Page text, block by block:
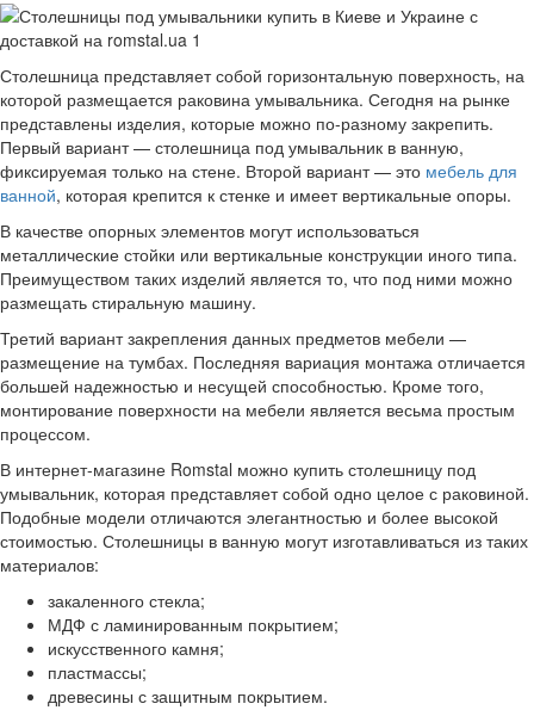
Столешница представляет собой горизонтальную поверхность, на
которой размещается раковина умывальника. Сегодня на рынке
представлены изделия, которые можно по-разному закрепить.
Первый вариант — столешница под умывальник в ванную,
фиксируемая только на стене. Второй вариант — это мебель для
ванной, которая крепится к стенке и имеет вертикальные опоры.
В качестве опорных элементов могут использоваться
металлические стойки или вертикальные конструкции иного типа.
Преимуществом таких изделий является то, что под ними можно
размещать стиральную машину.
Третий вариант закрепления данных предметов мебели —
размещение на тумбах. Последняя вариация монтажа отличается
большей надежностью и несущей способностью. Кроме того,
монтирование поверхности на мебели является весьма простым
процессом.
В интернет-магазине Romstal можно купить столешницу под
умывальник, которая представляет собой одно целое с раковиной.
Подобные модели отличаются элегантностью и более высокой
стоимостью. Столешницы в ванную могут изготавливаться из таких
материалов:
закаленного стекла;
МДФ с ламинированным покрытием;
искусственного камня;
пластмассы;
древесины с защитным покрытием.